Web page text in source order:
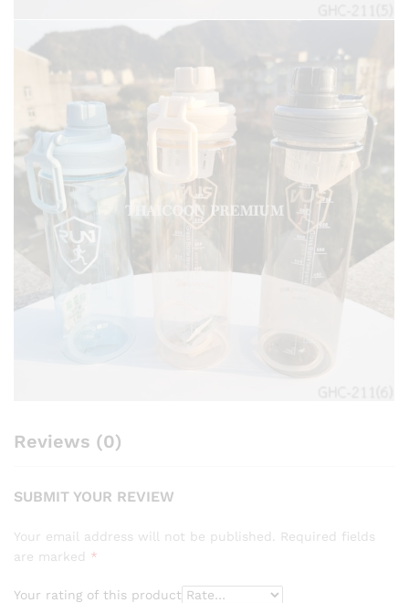
Reviews (0)
SUBMIT YOUR REVIEW
Your email address will not be published.
Required fields
are marked *
Your rating of this product